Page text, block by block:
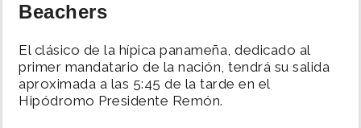
POLÍTICA
Beachers
El clásico de la hípica panameña, dedicado al
primer mandatario de la nación, tendrá su salida
aproximada a las 5:45 de la tarde en el
Hipódromo Presidente Remón.